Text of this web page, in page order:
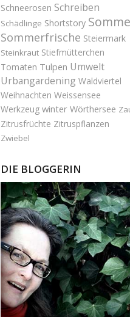
Schneerosen Schreiben
Schädlinge Shortstory
Sommerfrische Steiermark
Steinkraut Stiefmütterchen
Tomaten Tulpen Umwelt
Urbangardening Waldviertel
Weihnachten Weissensee
Werkzeug winter Wörthersee
Zitrusfrüchte Zitruspflanzen
Zwiebel
DIE BLOGGERIN